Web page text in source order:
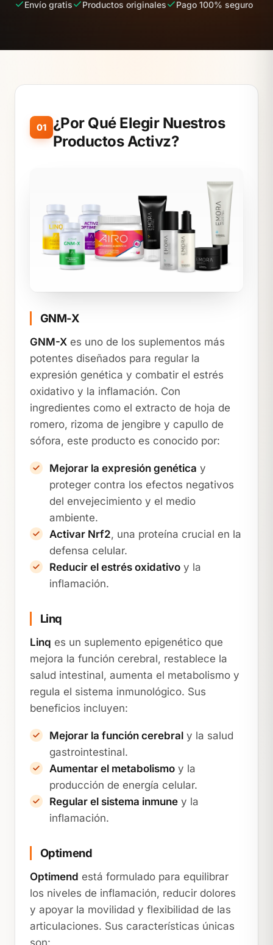
Envío gratis Productos originales Pago 100% seguro
01
¿Por Qué Elegir Nuestros
Productos Activz?
GNM-X
GNM-X es uno de los suplementos más
potentes diseñados para regular la
expresión genética y combatir el estrés
oxidativo y la inflamación. Con
ingredientes como el extracto de hoja de
romero, rizoma de jengibre y capullo de
sófora, este producto es conocido por:
Mejorar la expresión genética y
proteger contra los efectos negativos
del envejecimiento y el medio
ambiente.
Activar Nrf2, una proteína crucial en la
defensa celular.
Reducir el estrés oxidativo y la
inflamación.
Linq
Linq es un suplemento epigenético que
mejora la función cerebral, restablece la
salud intestinal, aumenta el metabolismo y
regula el sistema inmunológico. Sus
beneficios incluyen:
Mejorar la función cerebral y la salud
gastrointestinal.
Aumentar el metabolismo y la
producción de energía celular.
Regular el sistema inmune y la
inflamación.
Optimend
Optimend está formulado para equilibrar
los niveles de inflamación, reducir dolores
y apoyar la movilidad y flexibilidad de las
articulaciones. Sus características únicas
son: